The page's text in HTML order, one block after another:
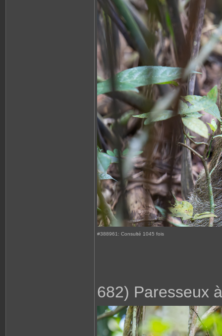
#388961: Consulté 1045 fois
682) Paresseux